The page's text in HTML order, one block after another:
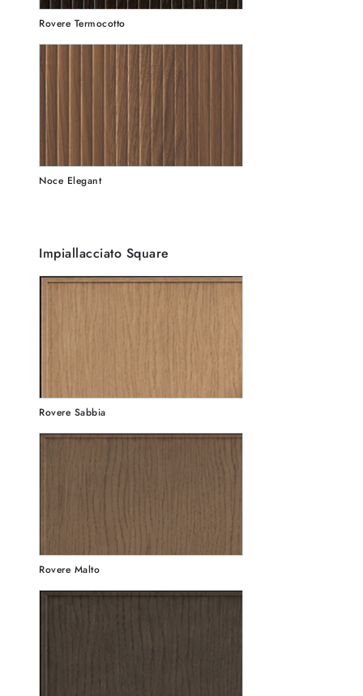
Rovere Termocotto
Noce Elegant
Impiallacciato Square
Rovere Sabbia
Rovere Malto